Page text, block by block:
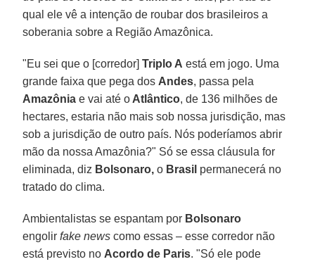
qual ele vê a intenção de roubar dos brasileiros a
soberania sobre a Região Amazônica.
"Eu sei que o [corredor]Triplo A está em jogo. Uma
grande faixa que pega dos Andes, passa pela
Amazônia e vai até o Atlântico, de 136 milhões de
hectares, estaria não mais sob nossa jurisdição, mas
sob a jurisdição de outro país. Nós poderíamos abrir
mão da nossa Amazônia?" Só se essa cláusula for
eliminada, diz Bolsonaro, o Brasil permanecerá no
tratado do clima.
Ambientalistas se espantam por Bolsonaro
engolirfake news como essas – esse corredor não
está previsto no Acordo de Paris. "Só ele pode